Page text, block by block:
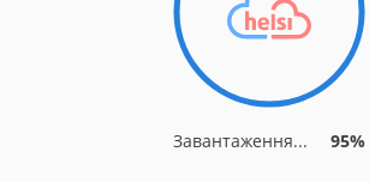
Завантаження... 95%